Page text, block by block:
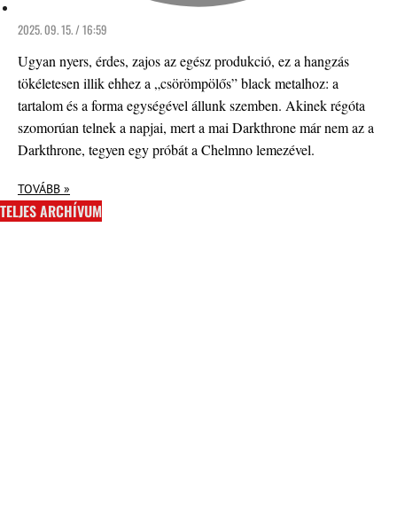
2025. 09. 15. / 16:59
Ugyan nyers, érdes, zajos az egész produkció, ez a hangzás
tökéletesen illik ehhez a „csörömpölős” black metalhoz: a
tartalom és a forma egységével állunk szemben. Akinek régóta
szomorúan telnek a napjai, mert a mai Darkthrone már nem az a
Darkthrone, tegyen egy próbát a Chelmno lemezével.
TOVÁBB »
TELJES ARCHÍVUM